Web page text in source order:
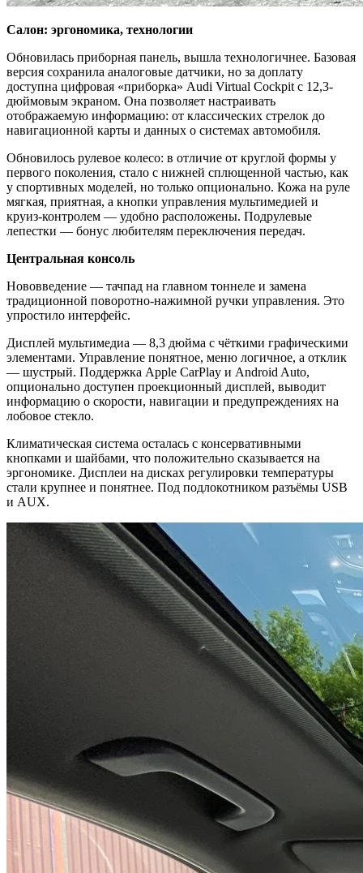
Салон: эргономика, технологии
Обновилась приборная панель, вышла технологичнее. Базовая
версия сохранила аналоговые датчики, но за доплату
доступна цифровая «приборка» Audi Virtual Cockpit с 12,3-
дюймовым экраном. Она позволяет настраивать
отображаемую информацию: от классических стрелок до
навигационной карты и данных о системах автомобиля.
Обновилось рулевое колесо: в отличие от круглой формы у
первого поколения, стало с нижней сплющенной частью, как
у спортивных моделей, но только опционально. Кожа на руле
мягкая, приятная, а кнопки управления мультимедией и
круиз-контролем — удобно расположены. Подрулевые
лепестки — бонус любителям переключения передач.
Центральная консоль
Нововведение — тачпад на главном тоннеле и замена
традиционной поворотно-нажимной ручки управления. Это
упростило интерфейс.
Дисплей мультимедиа — 8,3 дюйма с чёткими графическими
элементами. Управление понятное, меню логичное, а отклик
— шустрый. Поддержка Apple CarPlay и Android Auto,
опционально доступен проекционный дисплей, выводит
информацию о скорости, навигации и предупреждениях на
лобовое стекло.
Климатическая система осталась с консервативными
кнопками и шайбами, что положительно сказывается на
эргономике. Дисплеи на дисках регулировки температуры
стали крупнее и понятнее. Под подлокотником разъёмы USB
и AUX.